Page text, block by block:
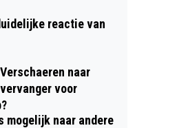
reactie van
naar
voor
mogelijk naar andere